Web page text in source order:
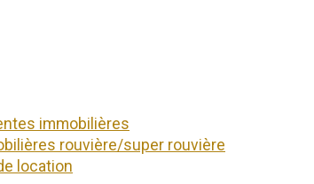
immobilières
rouvière/super rouvière
location